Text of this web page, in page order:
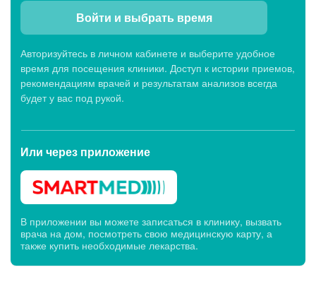
Войти и выбрать время
Авторизуйтесь в личном кабинете и выберите удобное
время для посещения клиники. Доступ к истории приемов,
рекомендациям врачей и результатам анализов всегда
будет у вас под рукой.
Или через приложение
В приложении вы можете записаться в клинику, вызвать
врача на дом, посмотреть свою медицинскую карту, а
также купить необходимые лекарства.